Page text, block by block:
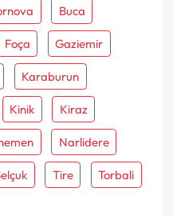
Buca
Foça Gaziemir
Karaburun
Kinik Kiraz
Narlidere
Tire Torbali